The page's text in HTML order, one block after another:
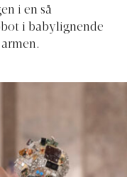
i en så
i babylignende